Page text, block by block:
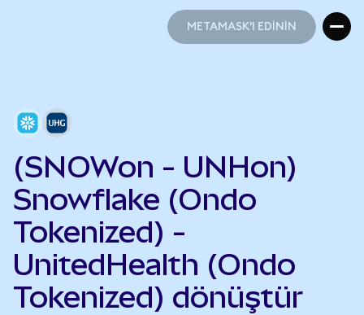
METAMASK'I EDİNİN
(SNOWon - UNHon)
Snowflake (Ondo
Tokenized) -
UnitedHealth (Ondo
Tokenized) dönüştür